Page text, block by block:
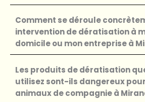
Comment se déroule
intervention de dératisation à
domicile ou mon entreprise à
Les produits de dératisation
utilisez sont-ils dangereux
animaux de compagnie à